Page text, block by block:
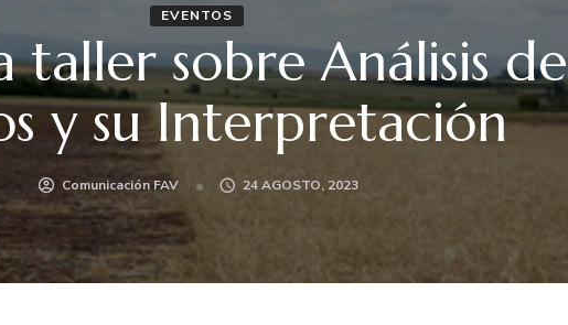
EVENTOS
taller sobre Análisis de
y su Interpretación
Comunicación FAV 24 AGOSTO, 2023